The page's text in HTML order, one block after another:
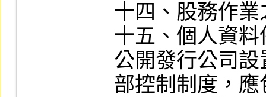
十四、股務作
十五、個人資
公開發行公司
部控制制度，